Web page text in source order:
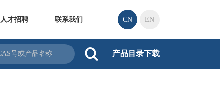
人才招聘 联系我们 CN EN
产品目录下载